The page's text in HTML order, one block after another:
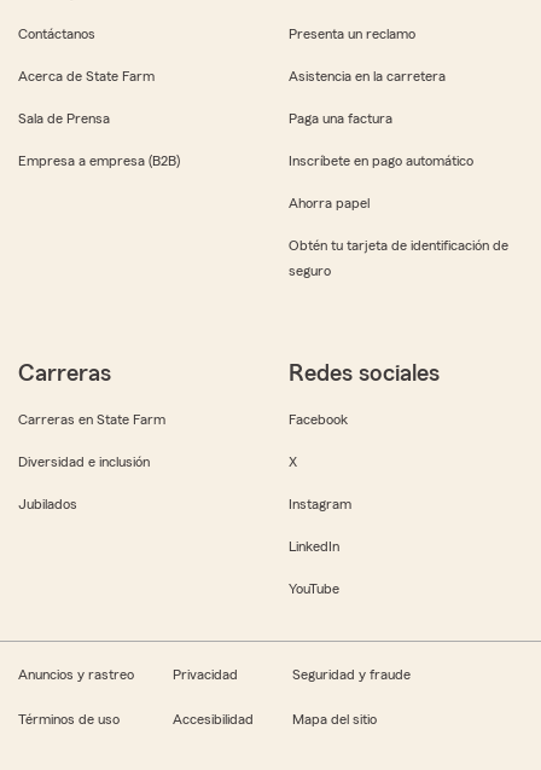
Contáctanos
Acerca de State Farm
Sala de Prensa
Empresa a empresa (B2B)
Presenta un reclamo
Asistencia en la carretera
Paga una factura
Inscríbete en pago automático
Ahorra papel
Obtén tu tarjeta de identificación de
seguro
Carreras
Carreras en State Farm
Diversidad e inclusión
Jubilados
Redes sociales
Facebook
X
Instagram
LinkedIn
YouTube
Anuncios y rastreo Privacidad Seguridad y fraude
Términos de uso Accesibilidad Mapa del sitio